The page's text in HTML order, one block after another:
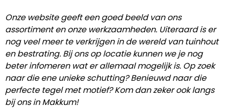
Onze website geeft een goed beeld van ons
assortiment en onze werkzaamheden. Uiteraard is er
nog veel meer te verkrijgen in de wereld van tuinhout
en bestrating. Bij ons op locatie kunnen we je nog
beter infomeren wat er allemaal mogelijk is. Op zoek
naar die ene unieke schutting? Benieuwd naar die
perfecte tegel met motief? Kom dan zeker ook langs
bij ons in Makkum!